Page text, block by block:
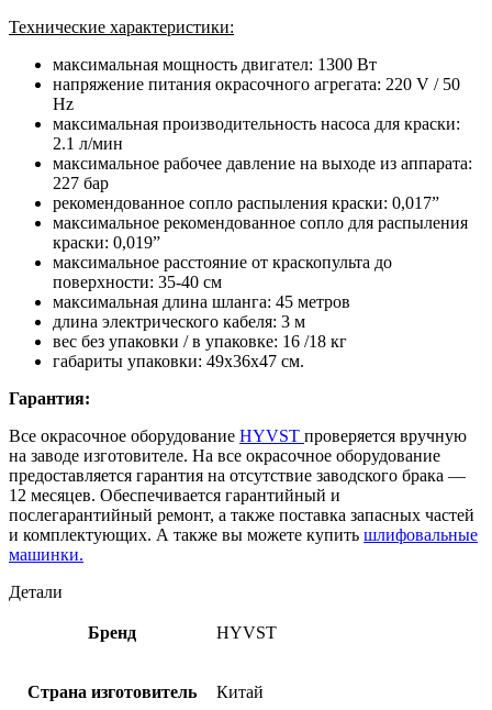
Технические характеристики:
максимальная мощность двигател: 1300 Вт
напряжение питания окрасочного агрегата: 220 V / 50
Hz
максимальная производительность насоса для краски:
2.1 л/мин
максимальное рабочее давление на выходе из аппарата:
227 бар
рекомендованное сопло распыления краски: 0,017”
максимальное рекомендованное сопло для распыления
краски: 0,019”
максимальное расстояние от краскопульта до
поверхности: 35-40 см
максимальная длина шланга: 45 метров
длина электрического кабеля: 3 м
вес без упаковки / в упаковке: 16 /18 кг
габариты упаковки: 49х36х47 см.
Гарантия:
Все окрасочное оборудование HYVST проверяется вручную
на заводе изготовителе. На все окрасочное оборудование
предоставляется гарантия на отсутствие заводского брака —
12 месяцев. Обеспечивается гарантийный и
послегарантийный ремонт, а также поставка запасных частей
и комплектующих. А также вы можете купить шлифовальные
машинки.
Детали
Бренд HYVST
Страна изготовитель Китай